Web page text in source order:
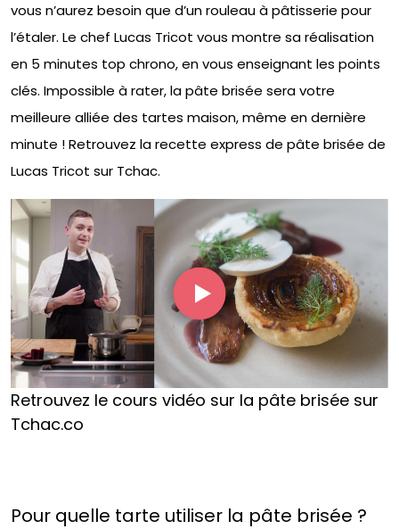
vous n’aurez besoin que d’un rouleau à pâtisserie pour
l’étaler. Le chef Lucas Tricot vous montre sa réalisation
en 5 minutes top chrono, en vous enseignant les points
clés. Impossible à rater, la pâte brisée sera votre
meilleure alliée des tartes maison, même en dernière
minute ! Retrouvez la recette express de pâte brisée de
Lucas Tricot sur Tchac.
Retrouvez le cours vidéo sur la pâte brisée sur
Tchac.co
Pour quelle tarte utiliser la pâte brisée ?